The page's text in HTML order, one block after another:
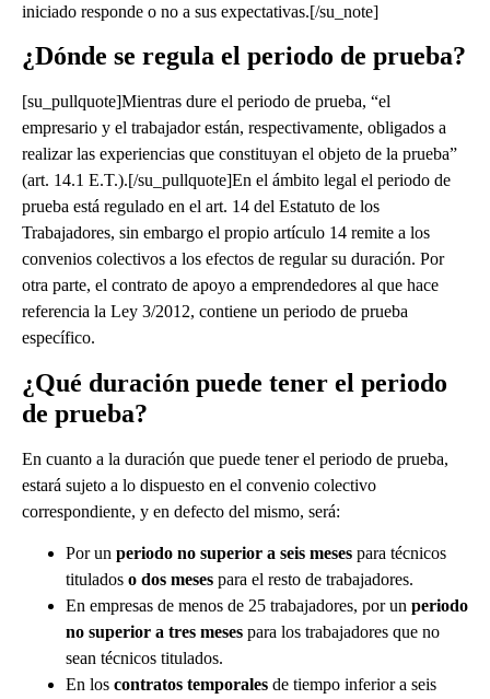
iniciado responde o no a sus expectativas.[/su_note]
¿Dónde se regula el periodo de prueba?
[su_pullquote]Mientras dure el periodo de prueba, “el
empresario y el trabajador están, respectivamente, obligados a
realizar las experiencias que constituyan el objeto de la prueba”
(art. 14.1 E.T.).[/su_pullquote]En el ámbito legal el periodo de
prueba está regulado en el art. 14 del Estatuto de los
Trabajadores, sin embargo el propio artículo 14 remite a los
convenios colectivos a los efectos de regular su duración. Por
otra parte, el contrato de apoyo a emprendedores al que hace
referencia la Ley 3/2012, contiene un periodo de prueba
específico.
¿Qué duración puede tener el periodo
de prueba?
En cuanto a la duración que puede tener el periodo de prueba,
estará sujeto a lo dispuesto en el convenio colectivo
correspondiente, y en defecto del mismo, será:
Por un periodo no superior a seis meses para técnicos
titulados o dos meses para el resto de trabajadores.
En empresas de menos de 25 trabajadores, por un periodo
no superior a tres meses para los trabajadores que no
sean técnicos titulados.
En los contratos temporales de tiempo inferior a seis